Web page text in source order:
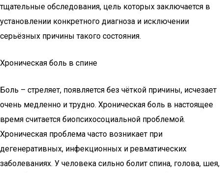
тщательные обследования, цель которых заключается в
установлении конкретного диагноза и исключении
серьёзных причины такого состояния.
Хроническая боль в спине
Боль – стреляет, появляется без чёткой причины, исчезает
очень медленно и трудно. Хроническая боль в настоящее
время считается биопсихосоциальной проблемой.
Хроническая проблема часто возникает при
дегенеративных, инфекционных и ревматических
заболеваниях. У человека сильно болит спина, голова, шея,